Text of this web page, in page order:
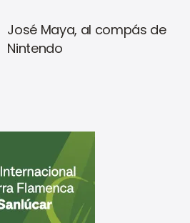
José Maya, al compás de
Nintendo